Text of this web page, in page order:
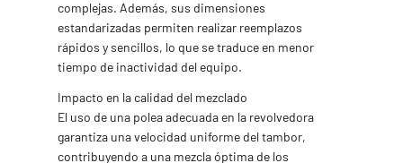
complejas. Además, sus dimensiones
estandarizadas permiten realizar reemplazos
rápidos y sencillos, lo que se traduce en menor
tiempo de inactividad del equipo.
Impacto en la calidad del mezclado
El uso de una polea adecuada en la revolvedora
garantiza una velocidad uniforme del tambor,
contribuyendo a una mezcla óptima de los